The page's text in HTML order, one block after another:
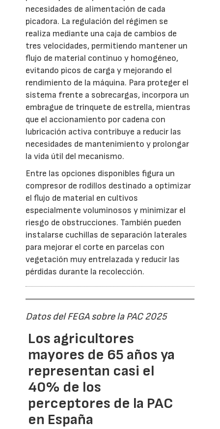
necesidades de alimentación de cada
picadora. La regulación del régimen se
realiza mediante una caja de cambios de
tres velocidades, permitiendo mantener un
flujo de material continuo y homogéneo,
evitando picos de carga y mejorando el
rendimiento de la máquina. Para proteger el
sistema frente a sobrecargas, incorpora un
embrague de trinquete de estrella, mientras
que el accionamiento por cadena con
lubricación activa contribuye a reducir las
necesidades de mantenimiento y prolongar
la vida útil del mecanismo.
Entre las opciones disponibles figura un
compresor de rodillos destinado a optimizar
el flujo de material en cultivos
especialmente voluminosos y minimizar el
riesgo de obstrucciones. También pueden
instalarse cuchillas de separación laterales
para mejorar el corte en parcelas con
vegetación muy entrelazada y reducir las
pérdidas durante la recolección.
Datos del FEGA sobre la PAC 2025
Los agricultores
mayores de 65 años ya
representan casi el
40% de los
perceptores de la PAC
en España